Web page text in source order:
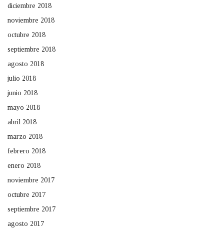
diciembre 2018
noviembre 2018
octubre 2018
septiembre 2018
agosto 2018
julio 2018
junio 2018
mayo 2018
abril 2018
marzo 2018
febrero 2018
enero 2018
noviembre 2017
octubre 2017
septiembre 2017
agosto 2017